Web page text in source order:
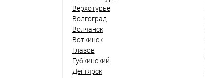
Верхотурье
Волгоград
Волчанск
Воткинск
Глазов
Губкинский
Дегтярск